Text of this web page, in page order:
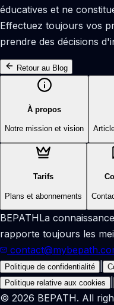
éducatives et ne
Effectuez toujours vos
prendre des décisions
Retour au Blog
À propos
Notre mission et vision
Tarifs
Plans et abonnements
BEPATHLa
rapporte toujours les
Politique de confidentialité
Politique relative aux cookies
© 2026 BEPATH. All